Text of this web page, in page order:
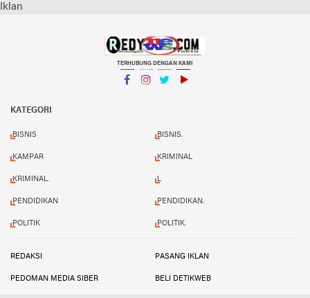
Iklan
TERHUBUNG DENGAN KAMI
KATEGORI
BISNIS BISNIS.
KAMPAR KRIMINAL
KRIMINAL. L
PENDIDIKAN PENDIDIKAN.
POLITIK POLITIK.
REDAKSI PASANG IKLAN
PEDOMAN MEDIA SIBER BELI DETIKWEB